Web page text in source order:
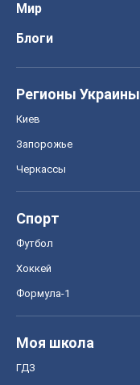
Мир
Блоги
Регионы Украины
Киев
Запорожье
Черкассы
Спорт
Футбол
Хоккей
Формула-1
Моя школа
ГДЗ